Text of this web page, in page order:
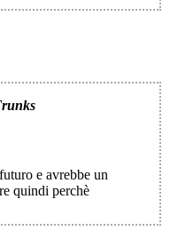
e avrebbe un
quindi perchè